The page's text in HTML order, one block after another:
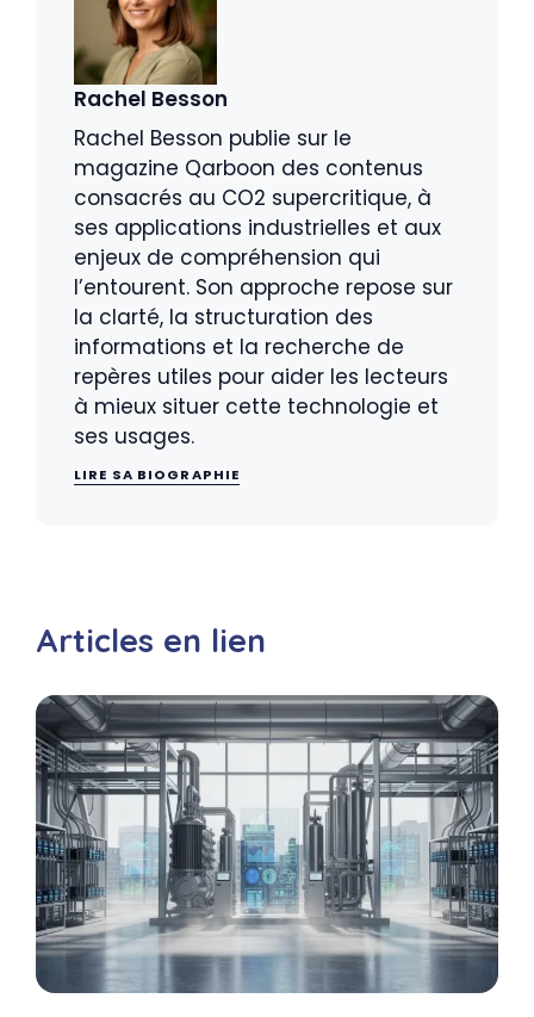
Rachel Besson
Rachel Besson publie sur le
magazine Qarboon des contenus
consacrés au CO2 supercritique, à
ses applications industrielles et aux
enjeux de compréhension qui
l’entourent. Son approche repose sur
la clarté, la structuration des
informations et la recherche de
repères utiles pour aider les lecteurs
à mieux situer cette technologie et
ses usages.
LIRE SA BIOGRAPHIE
Articles en lien